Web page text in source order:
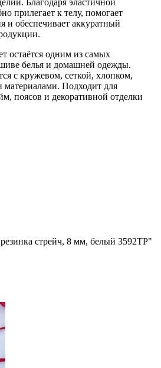
прилегает к телу, помогает
и обеспечивает аккуратный
остаётся одним из самых
белья и домашней одежды.
с кружевом, сеткой, хлопком,
Подходит для
поясов и декоративной отделки
стрейч, 8 мм, белый 3592ТР"